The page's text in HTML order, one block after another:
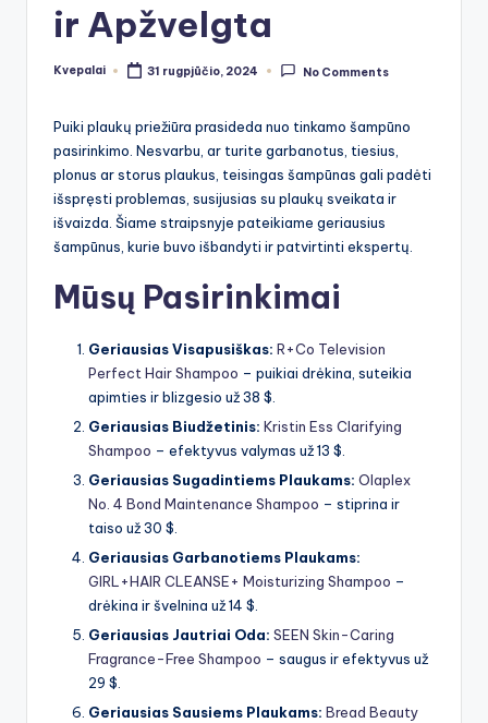
ir Apžvelgta
Posted
Kvepalai 31 rugpjūčio, 2024 No Comments
Puiki plaukų priežiūra prasideda nuo tinkamo šampūno
pasirinkimo. Nesvarbu, ar turite garbanotus, tiesius,
plonus ar storus plaukus, teisingas šampūnas gali padėti
išspręsti problemas, susijusias su plaukų sveikata ir
išvaizda. Šiame straipsnyje pateikiame geriausius
šampūnus, kurie buvo išbandyti ir patvirtinti ekspertų.
Mūsų Pasirinkimai
Geriausias Visapusiškas: R+Co Television
Perfect Hair Shampoo – puikiai drėkina, suteikia
apimties ir blizgesio už 38 $.
Geriausias Biudžetinis: Kristin Ess Clarifying
Shampoo – efektyvus valymas už 13 $.
Geriausias Sugadintiems Plaukams: Olaplex
No. 4 Bond Maintenance Shampoo – stiprina ir
taiso už 30 $.
Geriausias Garbanotiems Plaukams:
GIRL+HAIR CLEANSE+ Moisturizing Shampoo –
drėkina ir švelnina už 14 $.
Geriausias Jautriai Oda: SEEN Skin-Caring
Fragrance-Free Shampoo – saugus ir efektyvus už
29 $.
Geriausias Sausiems Plaukams: Bread Beauty